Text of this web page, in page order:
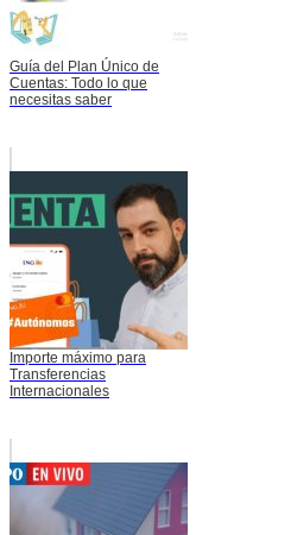
Guía del Plan Único de
Cuentas: Todo lo que
necesitas saber
Importe máximo para
Transferencias
Internacionales